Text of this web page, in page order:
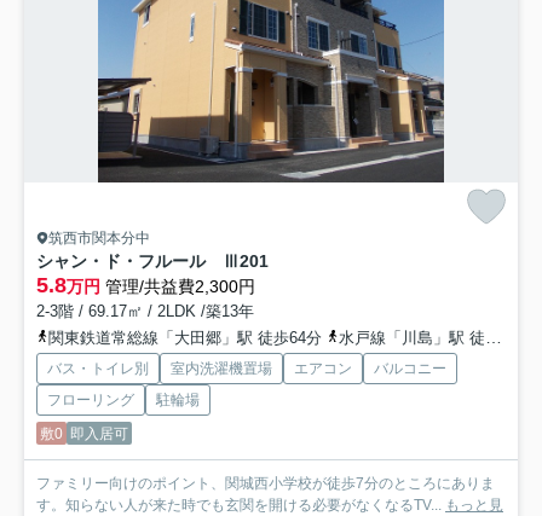
筑西市関本分中
シャン・ド・フルール Ⅲ201
5.8万円 管理/共益費2,300円
2-3階 / 69.17㎡ / 2LDK /築13年
関東鉄道常総線「大田郷」駅 徒歩64分
水戸線「川島」駅 徒歩70分
バス・トイレ別 室内洗濯機置場 エアコン
バルコニー
フローリング
駐輪場
敷0 即入居可
ファミリー向けのポイント、関城西小学校が徒歩7分のところにありま
す。知らない人が来た時でも玄関を開ける必要がなくなるTV...
もっと見